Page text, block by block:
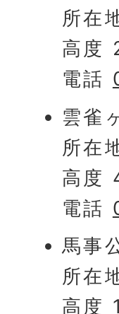
所在
高度
電話
雲雀
所在
高度
電話
馬事
所在
高度